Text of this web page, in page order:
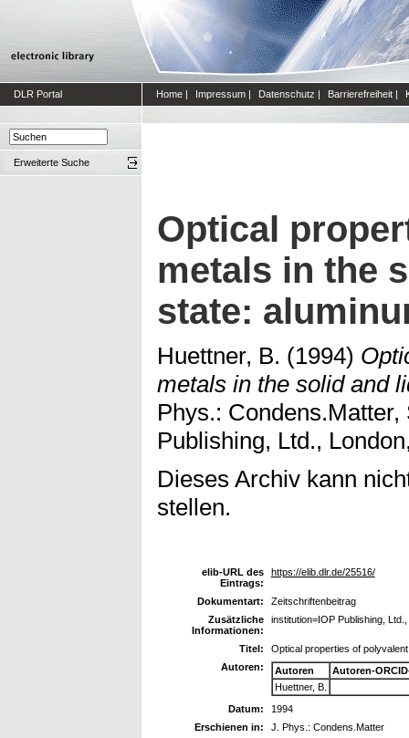
DLR Portal Home | Impressum | Datenschutz | Barrierefreiheit |
Erweiterte Suche
Optical
metals in the
state:
Huettner, B. (1994)
metals in the solid and
Phys.:
Publishing, Ltd.,
Dieses Archiv kann
stellen.
elib-URL des
Eintrags:
https://elib.dlr.de/25516/
Dokumentart:
Zeitschriftenbeitrag
Zusätzliche
Informationen:
institution=IOP Publishing,
Titel:
Optical properties of
Autoren:
Autoren
Autoren-
Huettner, B.
Datum:
1994
Erschienen in:
J. Phys.: Condens.Matter